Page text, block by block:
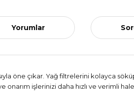
Yorumlar
öne çıkar. Yağ filtrelerini kolayca
işlerinizi daha hızlı ve verimli